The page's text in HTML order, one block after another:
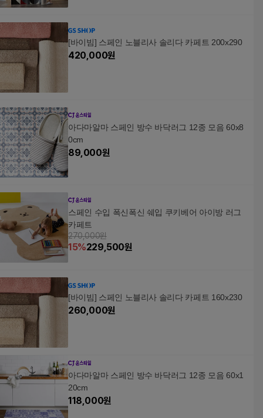
[바이빔] 스페인 노블리사 솔리다 카페트 200x290
420,000원
아다마알마 스페인 방수 바닥러그 12종 모음 60x8
0cm
89,000원
스페인 수입 폭신폭신 쉐입 쿠키베어 아이방 러그
카페트
270,000원
15%229,500원
[바이빔] 스페인 노블리사 솔리다 카페트 160x230
260,000원
아다마알마 스페인 방수 바닥러그 12종 모음 60x1
20cm
118,000원